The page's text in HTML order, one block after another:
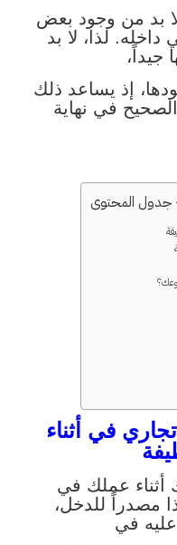
لا بد من وجود بعض
لذا، لا بد
جيداً،
إذ يساعد ذلك
في نهاية
في أثناء
عملك في
مصدراً للدخل،
عليه في